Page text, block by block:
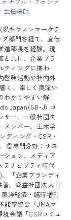
主任講師
キヤノンマーケテ
部門を経て、宣伝
進部長を経験。現
と共に、企業ブラ
ティングに携わ
啓発活動や社内外
く、楽しく奥深い
わかりやすい解
Japan(SB-J) コ
サー、一般社団法
メンバー、土木学
ディング・CSR・
◎専門分野：サス
ション、メディア
ナビリティ時代
「企業ブランディ
、公益社団法人日
洋経済・臨時増刊
能率協会「JMAマ
会議「CSRコミュ